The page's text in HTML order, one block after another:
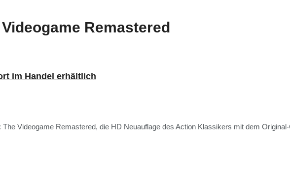
Remastered
im Handel erhältlich
Videogame Remastered, die HD Neuauflage des Action Klassikers mit dem